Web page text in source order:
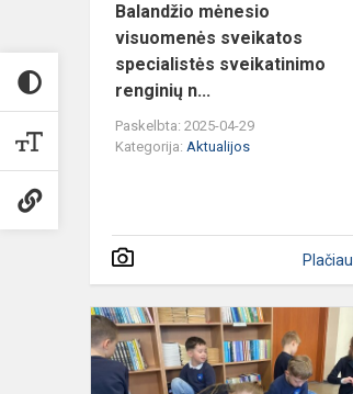
Balandžio mėnesio
visuomenės sveikatos
specialistės sveikatinimo
renginių n...
Paskelbta: 2025-04-29
Kategorija: Aktualijos
Plačiau